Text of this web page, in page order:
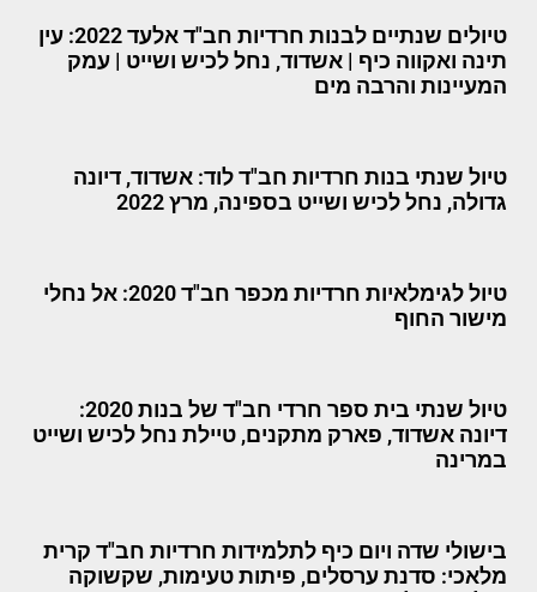
טיולים שנתיים לבנות חרדיות חב"ד אלעד 2022: עין
תינה ואקווה כיף | אשדוד, נחל לכיש ושייט | עמק
המעיינות והרבה מים
טיול שנתי בנות חרדיות חב"ד לוד: אשדוד, דיונה
גדולה, נחל לכיש ושייט בספינה, מרץ 2022
טיול לגימלאיות חרדיות מכפר חב"ד 2020: אל נחלי
מישור החוף
טיול שנתי בית ספר חרדי חב"ד של בנות 2020:
דיונה אשדוד, פארק מתקנים, טיילת נחל לכיש ושייט
במרינה
בישולי שדה ויום כיף לתלמידות חרדיות חב"ד קרית
מלאכי: סדנת ערסלים, פיתות טעימות, שקשוקה